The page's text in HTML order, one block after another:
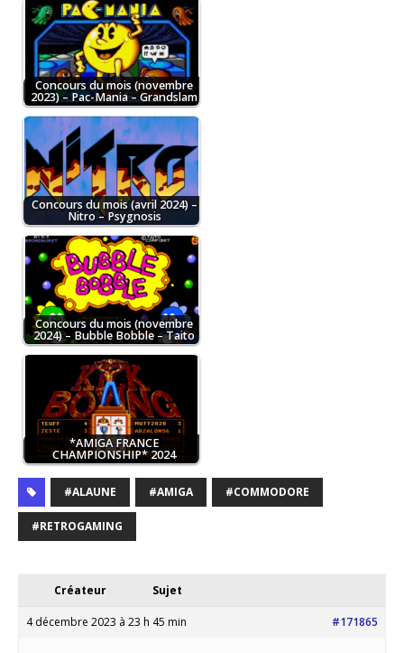
Concours du mois (novembre
2023) – Pac-Mania – Grandslam
Concours du mois (avril 2024) –
Nitro – Psygnosis
Concours du mois (novembre
2024) – Bubble Bobble – Taito
*AMIGA FRANCE
CHAMPIONSHIP* 2024
#ALAUNE #AMIGA #COMMODORE
#RETROGAMING
Créateur Sujet
4 décembre 2023 à 23 h 45 min #171865